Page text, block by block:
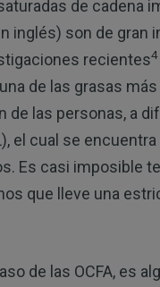
de cadena
inglés) son de gran
recientes4
de las grasas
de las personas, a
el cual se
Es casi imposible
que lleve una
de las OCFA, es